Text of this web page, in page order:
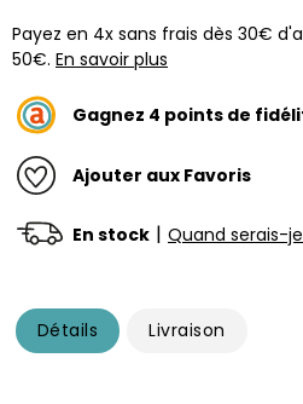
Payez en 4x sans frais dès 30€
50€. En savoir plus
Gagnez 4 points de
Ajouter aux Favoris
En stock | Quand serais-
Détails Livraison